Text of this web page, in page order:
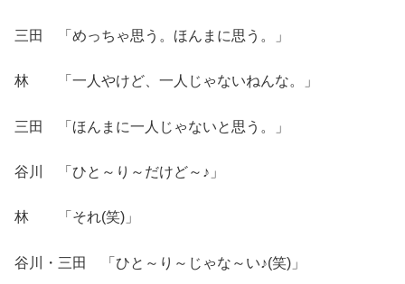
三田 「めっちゃ思う。ほんまに思う。」
林 「一人やけど、一人じゃないねんな。」
三田 「ほんまに一人じゃないと思う。」
谷川 「ひと～り～だけど～♪」
林 「それ(笑)」
谷川・三田 「ひと～り～じゃな～い♪(笑)」